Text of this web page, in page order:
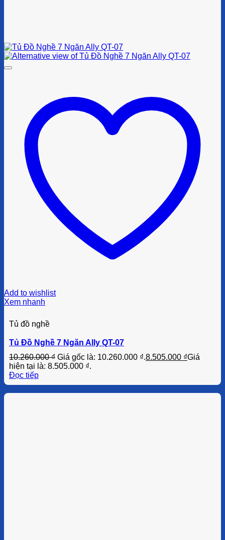
Add to wishlist
Xem nhanh
Tủ đồ nghề
Tủ Đồ Nghề 7 Ngăn Ally QT-07
10.260.000₫ Giá gốc là: 10.260.000 ₫.8.505.000 ₫Giá
hiện tại là: 8.505.000 ₫.
Đọc tiếp